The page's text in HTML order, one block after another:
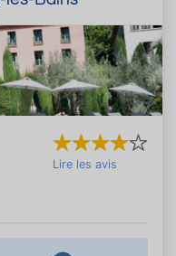
Lire les avis